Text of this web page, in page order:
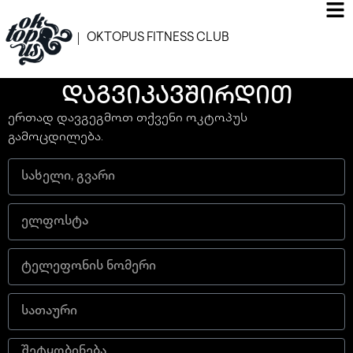
OKTOPUS FITNESS CLUB
ᲓᲐᲒᲕᲘᲙᲐᲕᲨᲘᲠᲓᲘᲗ
ერთად დავგეგმოთ თქვენი ოკტოპუს
გამოცდილება.